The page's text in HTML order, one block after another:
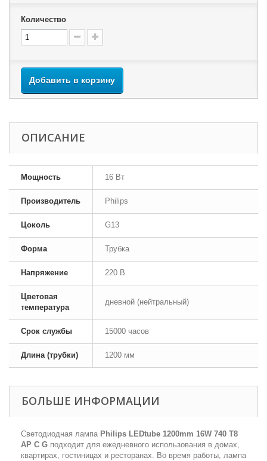
Количество
Добавить в корзину
ОПИСАНИЕ
Мощность 16 Вт
Производитель Philips
Цоколь G13
Форма Трубка
Напряжение 220 В
Цветовая
температура
дневной (нейтральный)
Срок службы 15000 часов
Длина (трубки) 1200 мм
БОЛЬШЕ ИНФОРМАЦИИ
Светодиодная лампа Philips LEDtube 1200mm 16W 740 T8
AP C G подходит для ежедневного использования в домах,
квартирах, гостиницах и ресторанах. Во время работы, лампа